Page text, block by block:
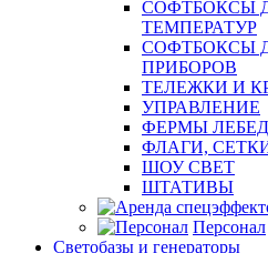
СОФТБОКСЫ
ТЕМПЕРАТУР
СОФТБОКСЫ
ПРИБОРОВ
ТЕЛЕЖКИ И
УПРАВЛЕНИЕ
ФЕРМЫ
ФЛАГИ,
ШОУ СВЕТ
ШТАТИВЫ
Персонал
Светобазы и генераторы